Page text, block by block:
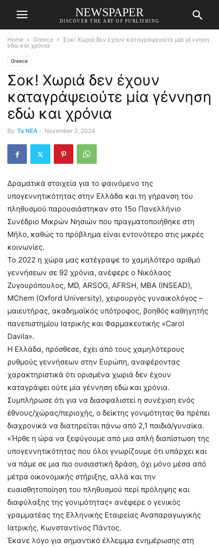
NEWSPAPER
DISCOVER THE ART OF PUBLISHING
Home Greece
Σοκ! Χωριά δεν έχουν καταγράψειούτε μία γέννηση
εδώ και χρόνια
Greece
Σοκ! Χωριά δεν έχουν
καταγράψειούτε μία γέννηση
εδώ και χρόνια
By Ta NEA - November 2, 2024
Δραματικά στοιχεία για το φαινόμενο της
υπογεννητικότητας στην Ελλάδα και τη γήρανση του
πληθυσμού παρουσιάστηκαν στο 15ο Πανελλήνιο
Συνέδριο Μικρών Νησιών που πραγματοποιήθηκε στη
Μήλο, καθώς το πρόβλημα είναι εντονότερο στις μικρές
κοινωνίες.
Το 2022 η χώρα μας κατέγραψε το χαμηλότερο αριθμό
γεννήσεων σε 92 χρόνια, ανέφερε ο Νικόλαος
Ζυγουρόπουλος, MD, ARSOG, AFRSH, MBA (INSEAD),
MChem (Oxford University), χειρουργός γυναικολόγος –
μαιευτήρας, ακαδημαϊκός υπότροφος, βοηθός καθηγητής
πανεπιστημίου Ιατρικής και Φαρμακευτικής «Carol
Davila».
Η Ελλάδα, πρόσθεσε, έχει από τους χαμηλότερους
ρυθμούς γεννήσεων στην Ευρώπη, αναφέροντας
χαρακτηριστικά ότι ορισμένα χωριά δεν έχουν
καταγράψει ούτε μία γέννηση εδώ και χρόνια.
Συμπλήρωσε ότι για να διασφαλιστεί η συνέχιση ενός
έθνους/χώρας/περιοχής, ο δείκτης γονιμότητας θα πρέπει
διαχρονικά να διατηρείται πάνω από 2,1 παιδιά/γυναίκα.
«Ήρθε η ώρα να ξεφύγουμε από μια απλή διαπίστωση της
υπογεννητικότητας που όλοι γνωρίζουμε ότι υπάρχει και
να πάμε σε μια πιο ουσιαστική δράση, όχι μόνο μέσα από
μέτρα οικονομικής στήριξης, αλλά και την
ευαισθητοποίηση του πληθυσμού περί πρόληψης και
διαφύλαξης της γονιμότητας» ανέφερε ο γενικός
γραμματέας της Ελληνικής Εταιρείας Αναπαραγωγικής
Ιατρικής, Κωνσταντίνος Πάντος.
Έκανε λόγο για σημαντικό έλλειμμα ενημέρωσης στη